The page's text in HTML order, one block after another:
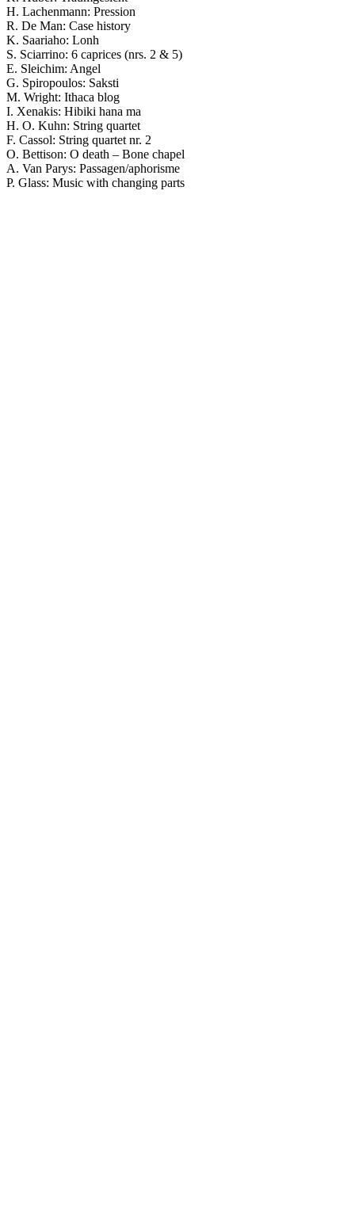
H. Lachenmann: Pression
R. De Man: Case history
K. Saariaho: Lonh
S. Sciarrino: 6 caprices (nrs. 2 & 5)
E. Sleichim: Angel
G. Spiropoulos: Saksti
M. Wright: Ithaca blog
I. Xenakis: Hibiki hana ma
H. O. Kuhn: String quartet
F. Cassol: String quartet nr. 2
O. Bettison: O death – Bone chapel
A. Van Parys: Passagen/aphorisme
P. Glass: Music with changing parts